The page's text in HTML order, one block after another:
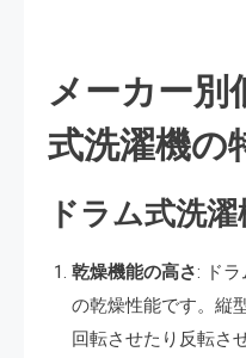
メーカー別
式洗濯機の
ドラム式洗
乾燥機能の高さ: ド
の乾燥性能です。縦
回転させたり反転さ